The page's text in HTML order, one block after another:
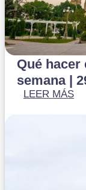
Qué hacer
semana |
LEER MÁS